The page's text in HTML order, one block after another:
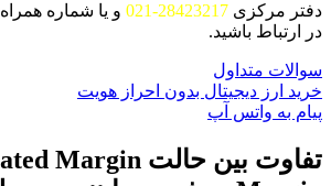
دفتر مرکزی 28423217-021 و یا شماره همراه
در ارتباط باشید.
سوالات متداول
خرید ارز دیجیتال بدون احراز هویت
پیام به واتس آپ